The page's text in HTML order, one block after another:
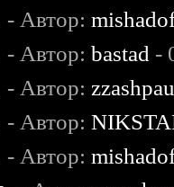
- Автор:
- Автор:bastad -
- Автор:
- Автор:
- Автор: